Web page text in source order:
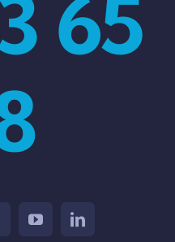
65